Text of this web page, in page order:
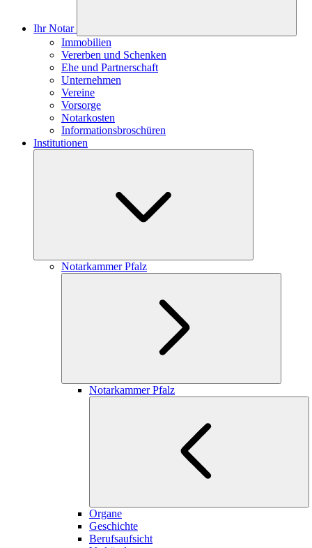
Ihr Notar
Immobilien
Vererben und Schenken
Ehe und Partnerschaft
Unternehmen
Vereine
Vorsorge
Notarkosten
Informationsbroschüren
Institutionen
Notarkammer Pfalz
Notarkammer Pfalz
Organe
Geschichte
Berufsaufsicht